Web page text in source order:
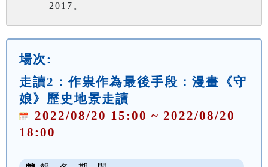
2017。
場次:
走讀2：作祟作為最後手段：漫畫《守
娘》歷史地景走讀
2022/08/20 15:00 ~ 2022/08/20
18:00